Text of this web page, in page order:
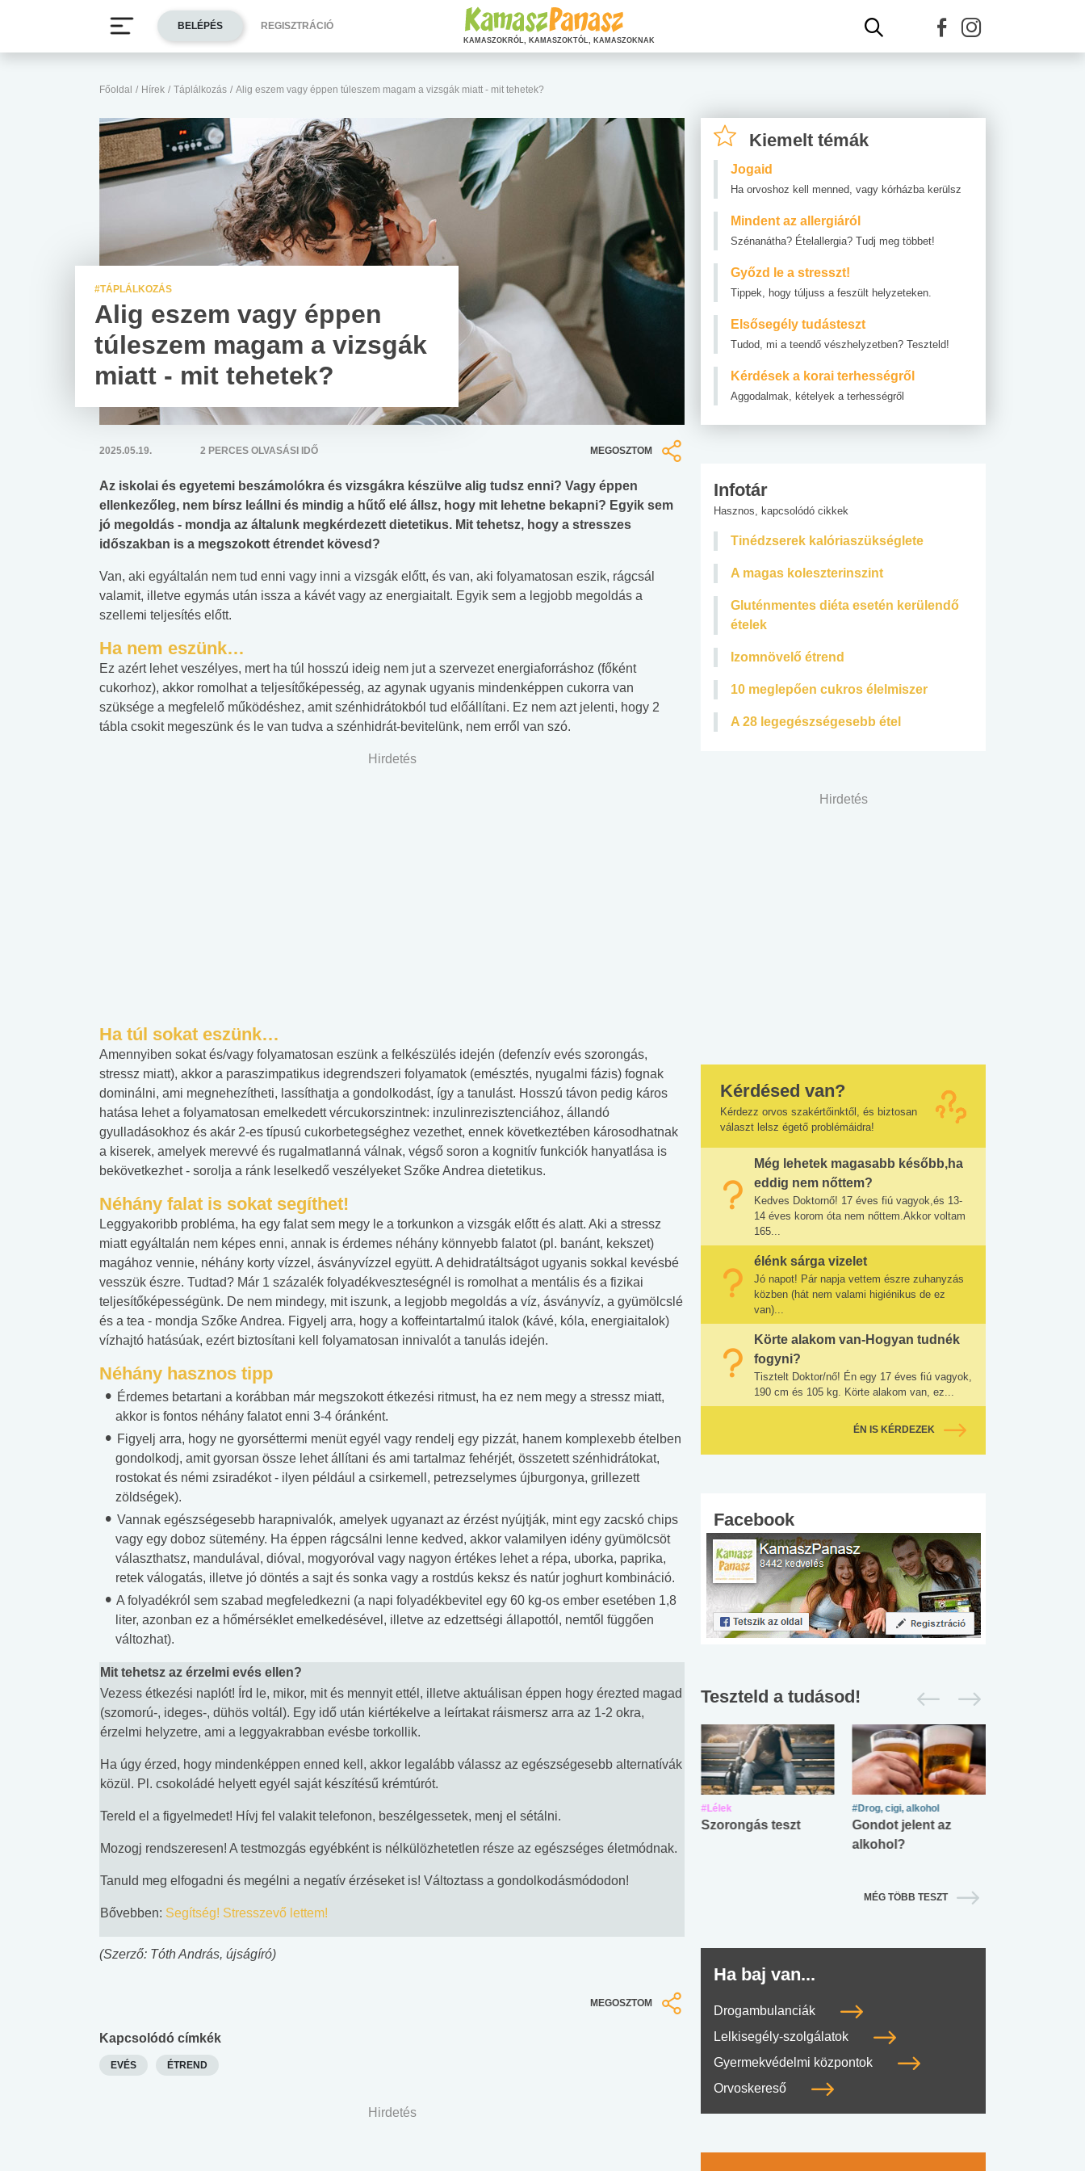
Főoldal / Hírek / Táplálkozás / Alig eszem vagy éppen túleszem magam a vizsgák miatt - mit tehetek?
#TÁPLÁLKOZÁS
Alig eszem vagy éppen
túleszem magam a vizsgák
miatt - mit tehetek?
2025.05.19. 2 PERCES OLVASÁSI IDŐ MEGOSZTOM
Az iskolai és egyetemi beszámolókra és vizsgákra készülve alig tudsz enni? Vagy éppen
ellenkezőleg, nem bírsz leállni és mindig a hűtő elé állsz, hogy mit lehetne bekapni? Egyik sem
jó megoldás - mondja az általunk megkérdezett dietetikus. Mit tehetsz, hogy a stresszes
időszakban is a megszokott étrendet kövesd?
Van, aki egyáltalán nem tud enni vagy inni a vizsgák előtt, és van, aki folyamatosan eszik, rágcsál
valamit, illetve egymás után issza a kávét vagy az energiaitalt. Egyik sem a legjobb megoldás a
szellemi teljesítés előtt.
Ha nem eszünk…
Ez azért lehet veszélyes, mert ha túl hosszú ideig nem jut a szervezet energiaforráshoz (főként
cukorhoz), akkor romolhat a teljesítőképesség, az agynak ugyanis mindenképpen cukorra van
szüksége a megfelelő működéshez, amit szénhidrátokból tud előállítani. Ez nem azt jelenti, hogy 2
tábla csokit megeszünk és le van tudva a szénhidrát-bevitelünk, nem erről van szó.
Hirdetés
Ha túl sokat eszünk…
Amennyiben sokat és/vagy folyamatosan eszünk a felkészülés idején (defenzív evés szorongás,
stressz miatt), akkor a paraszimpatikus idegrendszeri folyamatok (emésztés, nyugalmi fázis) fognak
dominálni, ami megnehezítheti, lassíthatja a gondolkodást, így a tanulást. Hosszú távon pedig káros
hatása lehet a folyamatosan emelkedett vércukorszintnek: inzulinrezisztenciához, állandó
gyulladásokhoz és akár 2-es típusú cukorbetegséghez vezethet, ennek következtében károsodhatnak
a kiserek, amelyek merevvé és rugalmatlanná válnak, végső soron a kognitív funkciók hanyatlása is
bekövetkezhet - sorolja a ránk leselkedő veszélyeket Szőke Andrea dietetikus.
Néhány falat is sokat segíthet!
Leggyakoribb probléma, ha egy falat sem megy le a torkunkon a vizsgák előtt és alatt. Aki a stressz
miatt egyáltalán nem képes enni, annak is érdemes néhány könnyebb falatot (pl. banánt, kekszet)
magához vennie, néhány korty vízzel, ásványvízzel együtt. A dehidratáltságot ugyanis sokkal kevésbé
vesszük észre. Tudtad? Már 1 százalék folyadékveszteségnél is romolhat a mentális és a fizikai
teljesítőképességünk. De nem mindegy, mit iszunk, a legjobb megoldás a víz, ásványvíz, a gyümölcslé
és a tea - mondja Szőke Andrea. Figyelj arra, hogy a koffeintartalmú italok (kávé, kóla, energiaitalok)
vízhajtó hatásúak, ezért biztosítani kell folyamatosan innivalót a tanulás idején.
Néhány hasznos tipp
Érdemes betartani a korábban már megszokott étkezési ritmust, ha ez nem megy a stressz miatt,
akkor is fontos néhány falatot enni 3-4 óránként.
Figyelj arra, hogy ne gyorséttermi menüt egyél vagy rendelj egy pizzát, hanem komplexebb ételben
gondolkodj, amit gyorsan össze lehet állítani és ami tartalmaz fehérjét, összetett szénhidrátokat,
rostokat és némi zsiradékot - ilyen például a csirkemell, petrezselymes újburgonya, grillezett
zöldségek).
Vannak egészségesebb harapnivalók, amelyek ugyanazt az érzést nyújtják, mint egy zacskó chips
vagy egy doboz sütemény. Ha éppen rágcsálni lenne kedved, akkor valamilyen idény gyümölcsöt
választhatsz, mandulával, dióval, mogyoróval vagy nagyon értékes lehet a répa, uborka, paprika,
retek válogatás, illetve jó döntés a sajt és sonka vagy a rostdús keksz és natúr joghurt kombináció.
A folyadékról sem szabad megfeledkezni (a napi folyadékbevitel egy 60 kg-os ember esetében 1,8
liter, azonban ez a hőmérséklet emelkedésével, illetve az edzettségi állapottól, nemtől függően
változhat).
Mit tehetsz az érzelmi evés ellen?
Vezess étkezési naplót! Írd le, mikor, mit és mennyit ettél, illetve aktuálisan éppen hogy érezted magad
(szomorú-, ideges-, dühös voltál). Egy idő után kiértékelve a leírtakat ráismersz arra az 1-2 okra,
érzelmi helyzetre, ami a leggyakrabban evésbe torkollik.
Ha úgy érzed, hogy mindenképpen enned kell, akkor legalább válassz az egészségesebb alternatívák
közül. Pl. csokoládé helyett egyél saját készítésű krémtúrót.
Tereld el a figyelmedet! Hívj fel valakit telefonon, beszélgessetek, menj el sétálni.
Mozogj rendszeresen! A testmozgás egyébként is nélkülözhetetlen része az egészséges életmódnak.
Tanuld meg elfogadni és megélni a negatív érzéseket is! Változtass a gondolkodásmódodon!
Bővebben: Segítség! Stresszevő lettem!
(Szerző: Tóth András, újságíró)
MEGOSZTOM
Kapcsolódó címkék
EVÉS ÉTREND
Hirdetés
Kiemelt témák
Jogaid
Ha orvoshoz kell menned, vagy kórházba kerülsz
Mindent az allergiáról
Szénanátha? Ételallergia? Tudj meg többet!
Győzd le a stresszt!
Tippek, hogy túljuss a feszült helyzeteken.
Elsősegély tudásteszt
Tudod, mi a teendő vészhelyzetben? Teszteld!
Kérdések a korai terhességről
Aggodalmak, kételyek a terhességről
Infotár
Hasznos, kapcsolódó cikkek
Tinédzserek kalóriaszükséglete
A magas koleszterinszint
Gluténmentes diéta esetén kerülendő
ételek
Izomnövelő étrend
10 meglepően cukros élelmiszer
A 28 legegészségesebb étel
Hirdetés
Kérdésed van?
Kérdezz orvos szakértőinktől, és biztosan
választ lelsz égető problémáidra!
Még lehetek magasabb később,ha
eddig nem nőttem?
Kedves Doktornő! 17 éves fiú vagyok,és 13-
14 éves korom óta nem nőttem.Akkor voltam
165...
élénk sárga vizelet
Jó napot! Pár napja vettem észre zuhanyzás
közben (hát nem valami higiénikus de ez
van)...
Körte alakom van-Hogyan tudnék
fogyni?
Tisztelt Doktor/nő! Én egy 17 éves fiú vagyok,
190 cm és 105 kg. Körte alakom van, ez...
ÉN IS KÉRDEZEK
Facebook
Teszteld a tudásod!
#Zöldövezet
Mekkora az ökológiai
lábnyomod?
#Betegségek
Elsősegély
tudásteszt
#Suli, munka
Angol középfokú
nyelvvizsga teszt -
#Suli, munka
Internet-függőség
teszt
#Lélek
Szorongás teszt
#Drog, cigi, alkohol
Gondot jelent az
alkohol?
MÉG TÖBB TESZT
Ha baj van...
Drogambulanciák
Lelkisegély-szolgálatok
Gyermekvédelmi központok
Orvoskereső
BELÉPÉS REGISZTRÁCIÓ
KAMASZOKRÓL, KAMASZOKTÓL, KAMASZOKNAK